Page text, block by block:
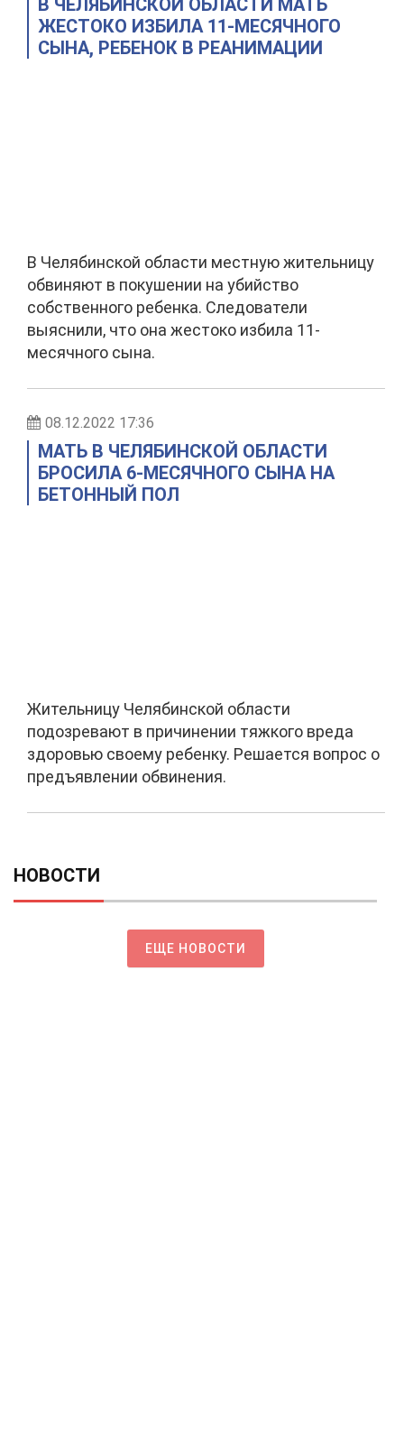
В ЧЕЛЯБИНСКОЙ ОБЛАСТИ МАТЬ
ЖЕСТОКО ИЗБИЛА 11-МЕСЯЧНОГО
СЫНА, РЕБЕНОК В РЕАНИМАЦИИ
В Челябинской области местную жительницу
обвиняют в покушении на убийство
собственного ребенка. Следователи
выяснили, что она жестоко избила 11-
месячного сына.
08.12.2022 17:36
МАТЬ В ЧЕЛЯБИНСКОЙ ОБЛАСТИ
БРОСИЛА 6-МЕСЯЧНОГО СЫНА НА
БЕТОННЫЙ ПОЛ
Жительницу Челябинской области
подозревают в причинении тяжкого вреда
здоровью своему ребенку. Решается вопрос о
предъявлении обвинения.
НОВОСТИ
ЕЩЕ НОВОСТИ